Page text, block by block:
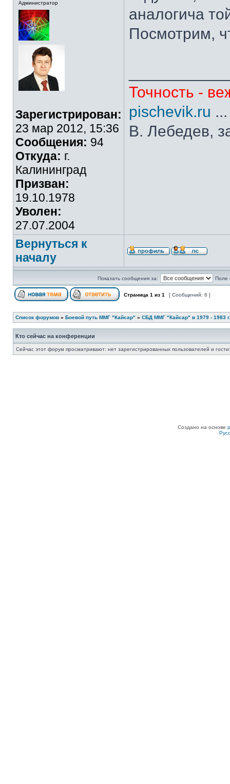
Администратор
Зарегистрирован:
23 мар 2012, 15:36
Сообщения: 94
Откуда: г.
Калининград
Призван:
19.10.1978
Уволен:
27.07.2004
аналогича
Посмотрим,
Точность -
pischevik.ru
В. Лебедев,
Вернуться к
началу
Показать сообщения за: Поле
Страница 1 из 1 [ Сообщений: 6 ]
Список форумов » Боевой путь ММГ "Кайсар" » СБД ММГ "Кайсар" в 1979 - 1983
Кто сейчас на конференции
Сейчас этот форум просматривают: нет зарегистрированных пользователей и
Создано на основе